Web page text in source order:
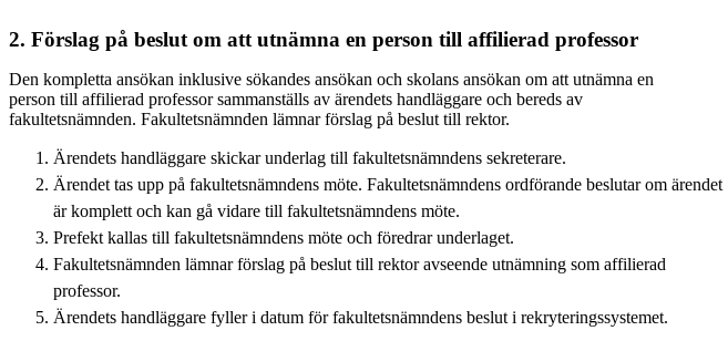
2. Förslag på beslut om att utnämna en person till affilierad professor
Den kompletta ansökan inklusive sökandes ansökan och skolans ansökan om att utnämna en
person till affilierad professor sammanställs av ärendets handläggare och bereds av
fakultetsnämnden. Fakultetsnämnden lämnar förslag på beslut till rektor.
Ärendets handläggare skickar underlag till fakultetsnämndens sekreterare.
Ärendet tas upp på fakultetsnämndens möte. Fakultetsnämndens ordförande beslutar om ärendet
är komplett och kan gå vidare till fakultetsnämndens möte.
Prefekt kallas till fakultetsnämndens möte och föredrar underlaget.
Fakultetsnämnden lämnar förslag på beslut till rektor avseende utnämning som affilierad
professor.
Ärendets handläggare fyller i datum för fakultetsnämndens beslut i rekryteringssystemet.